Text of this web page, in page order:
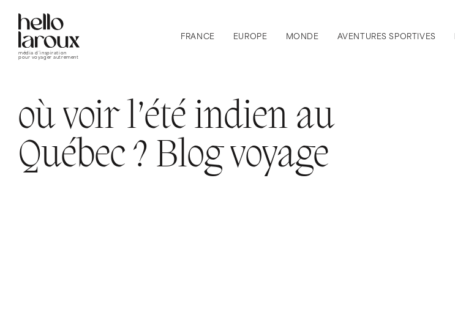
média d’inspiration
pour voyager autrement
FRANCE EUROPE MONDE AVENTURES SPORTIVES
où voir l’été indien au
Québec ? Blog voyage